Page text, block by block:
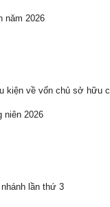
năm 2026
kiện về vốn chủ sở hữu
niên 2026
lần thứ 3